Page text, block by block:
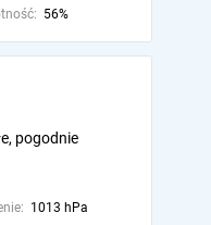
56%
pogodnie
1013 hPa